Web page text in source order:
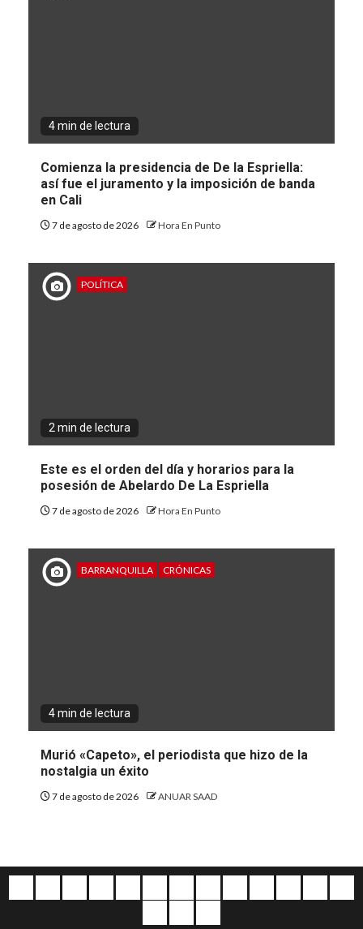
4 min de lectura
Comienza la presidencia de De la Espriella:
así fue el juramento y la imposición de banda
en Cali
7 de agosto de 2026 Hora En Punto
POLÍTICA
2 min de lectura
Este es el orden del día y horarios para la
posesión de Abelardo De La Espriella
7 de agosto de 2026 Hora En Punto
BARRANQUILLA CRÓNICAS
4 min de lectura
Murió «Capeto», el periodista que hizo de la
nostalgia un éxito
7 de agosto de 2026 ANUAR SAAD